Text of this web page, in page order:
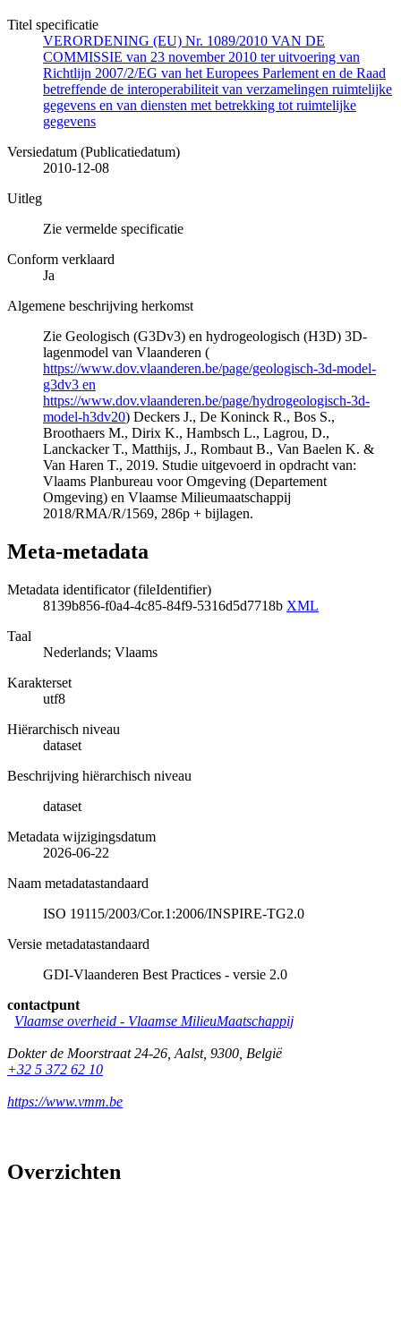
Titel specificatie
VERORDENING (EU) Nr. 1089/2010 VAN DE
COMMISSIE van 23 november 2010 ter uitvoering van
Richtlijn 2007/2/EG van het Europees Parlement en de Raad
betreffende de interoperabiliteit van verzamelingen ruimtelijke
gegevens en van diensten met betrekking tot ruimtelijke
gegevens
Versiedatum (Publicatiedatum)
2010-12-08
Uitleg
Zie vermelde specificatie
Conform verklaard
Ja
Algemene beschrijving herkomst
Zie Geologisch (G3Dv3) en hydrogeologisch (H3D) 3D-
lagenmodel van Vlaanderen (
https://www.dov.vlaanderen.be/page/geologisch-3d-model-
g3dv3 en
https://www.dov.vlaanderen.be/page/hydrogeologisch-3d-
model-h3dv20) Deckers J., De Koninck R., Bos S.,
Broothaers M., Dirix K., Hambsch L., Lagrou, D.,
Lanckacker T., Matthijs, J., Rombaut B., Van Baelen K. &
Van Haren T., 2019. Studie uitgevoerd in opdracht van:
Vlaams Planbureau voor Omgeving (Departement
Omgeving) en Vlaamse Milieumaatschappij
2018/RMA/R/1569, 286p + bijlagen.
Meta-metadata
Metadata identificator (fileIdentifier)
8139b856-f0a4-4c85-84f9-5316d5d7718b XML
Taal
Nederlands; Vlaams
Karakterset
utf8
Hiërarchisch niveau
dataset
Beschrijving hiërarchisch niveau
dataset
Metadata wijzigingsdatum
2026-06-22
Naam metadatastandaard
ISO 19115/2003/Cor.1:2006/INSPIRE-TG2.0
Versie metadatastandaard
GDI-Vlaanderen Best Practices - versie 2.0
contactpunt
Vlaamse overheid - Vlaamse MilieuMaatschappij
Dokter de Moorstraat 24-26 Aalst, 9300 België
+32 5 372 62 10
https://www.vmm.be
Overzichten